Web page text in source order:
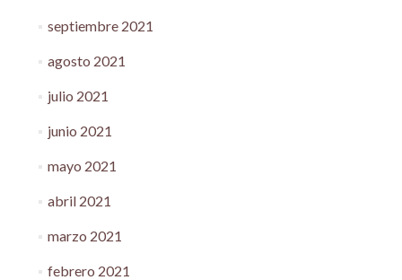
septiembre 2021
agosto 2021
julio 2021
junio 2021
mayo 2021
abril 2021
marzo 2021
febrero 2021